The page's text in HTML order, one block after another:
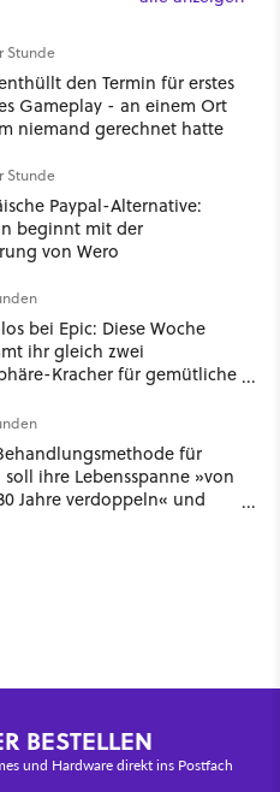
Stunde
den Termin für erstes
Gameplay - an einem Ort
niemand gerechnet hatte
Stunde
Paypal-Alternative:
beginnt mit der
von Wero
bei Epic: Diese Woche
ihr gleich zwei
Kracher für gemütliche
für
soll ihre Lebensspanne »von
Jahre verdoppeln« und
BESTELLEN
und Hardware direkt ins Postfach